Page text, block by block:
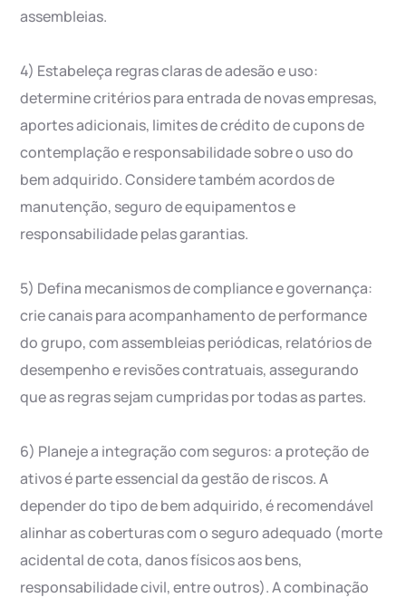
assembleias.
4) Estabeleça regras claras de adesão e uso:
determine critérios para entrada de novas empresas,
aportes adicionais, limites de crédito de cupons de
contemplação e responsabilidade sobre o uso do
bem adquirido. Considere também acordos de
manutenção, seguro de equipamentos e
responsabilidade pelas garantias.
5) Defina mecanismos de compliance e governança:
crie canais para acompanhamento de performance
do grupo, com assembleias periódicas, relatórios de
desempenho e revisões contratuais, assegurando
que as regras sejam cumpridas por todas as partes.
6) Planeje a integração com seguros: a proteção de
ativos é parte essencial da gestão de riscos. A
depender do tipo de bem adquirido, é recomendável
alinhar as coberturas com o seguro adequado (morte
acidental de cota, danos físicos aos bens,
responsabilidade civil, entre outros). A combinação